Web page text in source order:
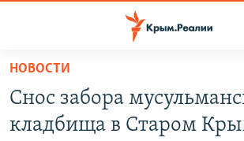
Вернуться
основному
содержанию
СПЕЦПРОЕКТЫ
НОВОСТИ
Снос забора
кладбища в Старом